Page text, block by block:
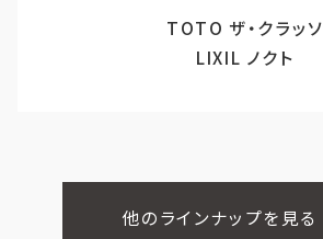
TOTO ザ・クラッソ
LIXIL ノクト
他のラインナップを見る